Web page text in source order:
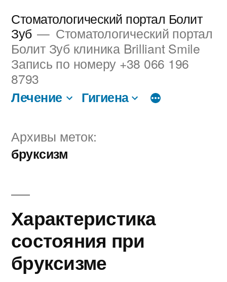
содержимому
Стоматологический портал Болит
Зуб
Стоматологический портал
Болит Зуб клиника Brilliant Smile
Запись по номеру +38 066 196
8793
Лечение Гигиена
Архивы меток:
бруксизм
Характеристика
состояния при
бруксизме